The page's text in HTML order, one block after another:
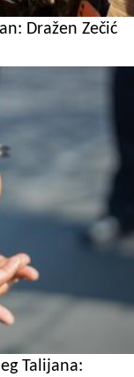
Dražen Zečić
Talijana: